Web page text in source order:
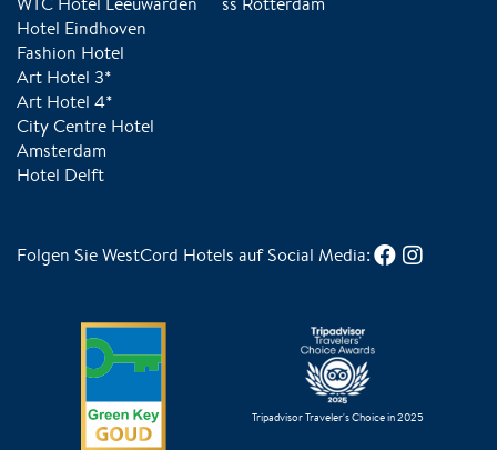
Hotel Eindhoven
Fashion Hotel
Art Hotel 3*
Art Hotel 4*
City Centre Hotel
Amsterdam
Hotel Delft
Folgen Sie WestCord Hotels auf Social Media:
Tripadvisor Traveler's Choice in 2025